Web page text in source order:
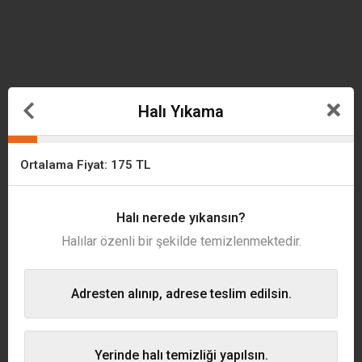
Halı Yıkama
Ortalama Fiyat: 175 TL
Halı nerede yıkansın?
Halılar özenli bir şekilde temizlenmektedir.
Adresten alınıp, adrese teslim edilsin.
Yerinde halı temizliği yapılsın.